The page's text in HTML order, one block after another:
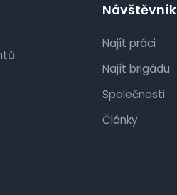
Návštěvník
Najít práci
Najít brigádu
Společnosti
Články